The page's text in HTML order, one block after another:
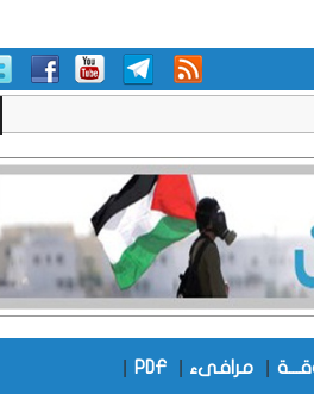
مرافىء PDF